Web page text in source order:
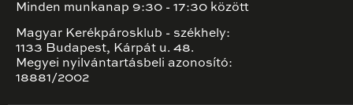
Minden munkanap 9:30 - 17:30 között
Magyar Kerékpárosklub - székhely:
1133 Budapest, Kárpát u. 48.
Megyei nyilvántartásbeli azonosító:
18881/2002